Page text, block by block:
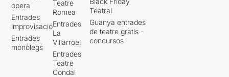
òpera
Entrades
improvisació
Entrades
monòlegs
Teatre
Romea
Entrades
La
Villarroel
Entrades
Teatre
Condal
Teatral
Guanya entrades
de teatre gratis -
concursos